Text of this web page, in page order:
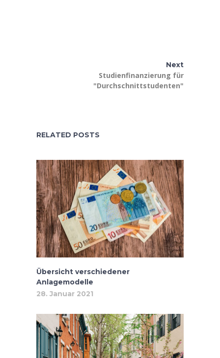
Next
Studienfinanzierung für
"Durchschnittstudenten"
RELATED POSTS
Übersicht verschiedener
Anlagemodelle
28. Januar 2021